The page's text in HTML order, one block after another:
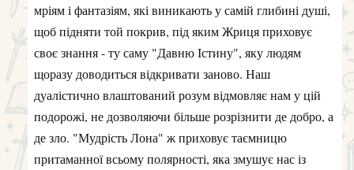
мріям і фантазіям, які виникають у самій глибині душі,
щоб підняти той покрив, під яким Жриця приховує
своє знання - ту саму "Давню Істину", яку людям
щоразу доводиться відкривати заново. Наш
дуалістично влаштований розум відмовляє нам у цій
подорожі, не дозволяючи більше розрізнити де добро, а
де зло. "Мудрість Лона" ж приховує таємницю
притаманної всьому полярності, яка змушує нас із